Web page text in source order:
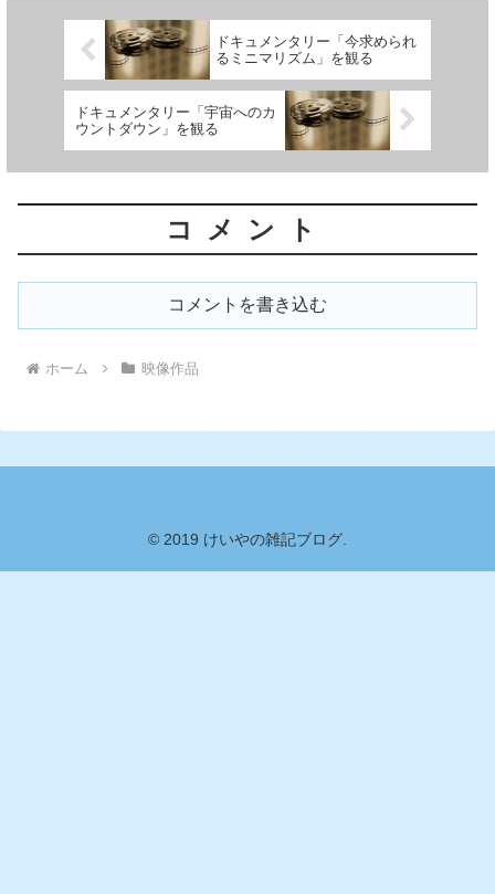
ドキュメンタリー「今求められ
るミニマリズム」を観る
ドキュメンタリー「宇宙へのカ
ウントダウン」を観る
コメント
コメントを書き込む
ホーム 映像作品
© 2019 けいやの雑記ブログ.